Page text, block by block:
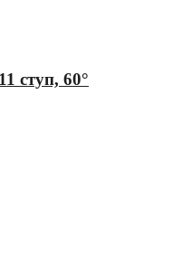
ступ, 60°